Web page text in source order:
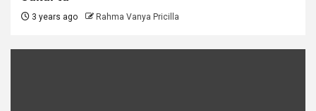
3 years ago Rahma Vanya Pricilla